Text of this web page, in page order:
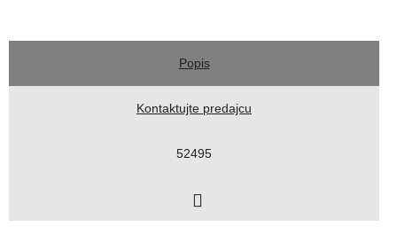
Popis
Kontaktujte predajcu
52495